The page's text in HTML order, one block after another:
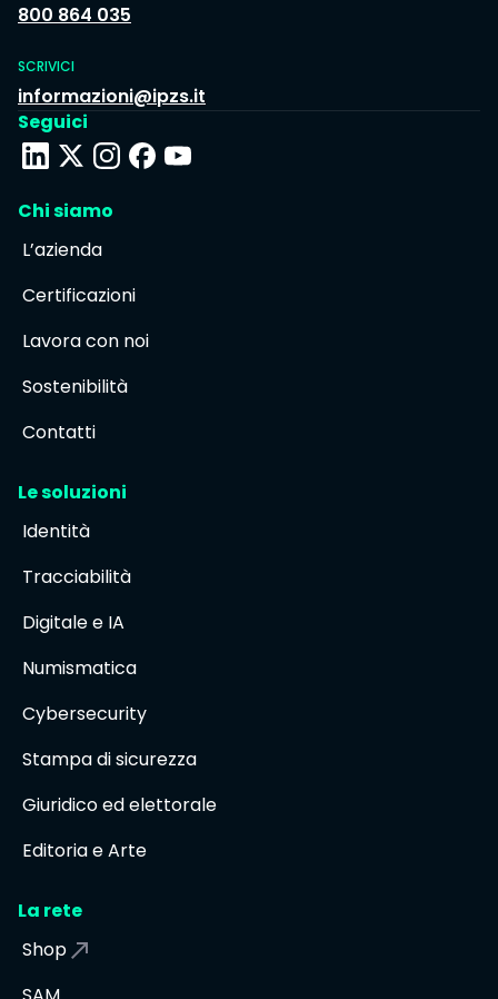
800 864 035
SCRIVICI
informazioni@ipzs.it
Seguici
Chi siamo
L’azienda
Certificazioni
Lavora con noi
Sostenibilità
Contatti
Le soluzioni
Identità
Tracciabilità
Digitale e IA
Numismatica
Cybersecurity
Stampa di sicurezza
Giuridico ed elettorale
Editoria e Arte
La rete
Shop